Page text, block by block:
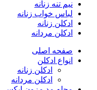
نیم تنه زنانه
لباس خواب زنانه
ادکلن زنانه
ادکلن مردانه
صفحه اصلی
انواع ادکلن
ادکلن زنانه
ادکلن مردانه